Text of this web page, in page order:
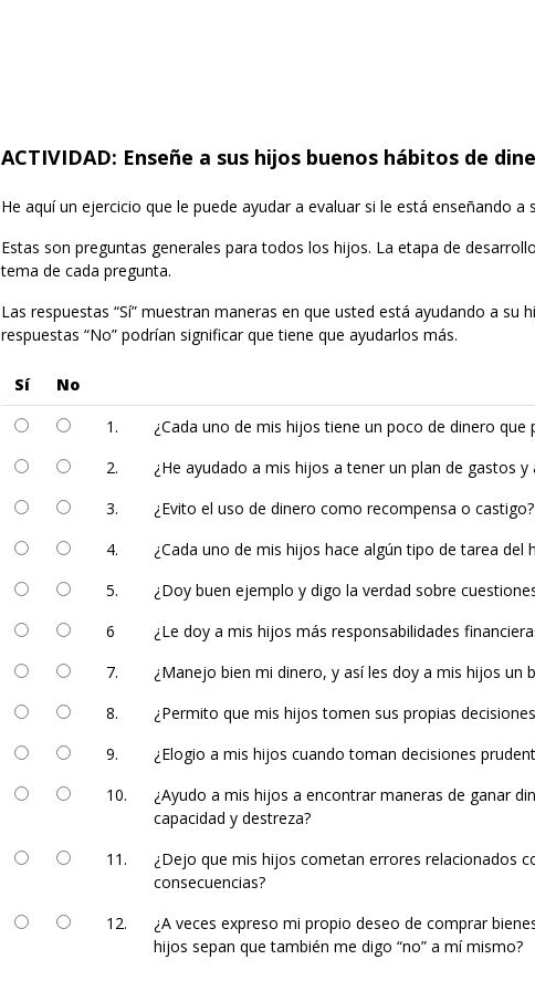
ACTIVIDAD: Enseñe a sus hijos buenos hábitos de
He aquí un ejercicio que le puede ayudar a evaluar si le está enseñando
Estas son preguntas generales para todos los hijos. La etapa de
tema de cada pregunta.
Las respuestas “Sí” muestran maneras en que usted está ayudando a
respuestas “No” podrían significar que tiene que ayudarlos más.
Sí
No
1.
¿Cada uno de mis hijos tiene un poco de dinero
2.
¿He ayudado a mis hijos a tener un plan de gastos y
3.
¿Evito el uso de dinero como recompensa o castigo?
4.
¿Cada uno de mis hijos hace algún tipo de tarea del
5.
¿Doy buen ejemplo y digo la verdad sobre
6
¿Le doy a mis hijos más responsabilidades
7.
¿Manejo bien mi dinero, y así les doy a mis hijos un
8.
¿Permito que mis hijos tomen sus propias
9.
¿Elogio a mis hijos cuando toman decisiones
10.
¿Ayudo a mis hijos a encontrar maneras de ganar
capacidad y destreza?
11.
¿Dejo que mis hijos cometan errores relacionados
consecuencias?
12.
¿A veces expreso mi propio deseo de comprar
hijos sepan que también me digo “no” a mí mismo?